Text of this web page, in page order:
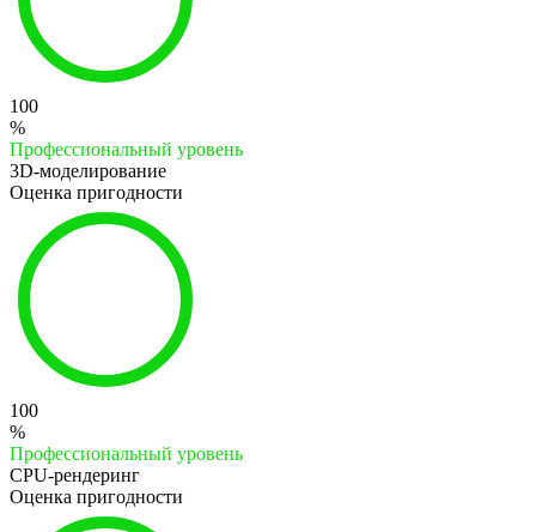
100
%
Профессиональный уровень
3D-моделирование
Оценка пригодности
100
%
Профессиональный уровень
CPU-рендеринг
Оценка пригодности